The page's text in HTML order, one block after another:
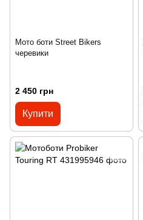
Мото боти Street Bikers
черевики
2 450 грн
Купити